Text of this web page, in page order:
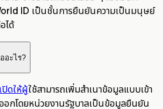
ID เป็นชั้นการยืนยันความเป็นมนุษย์
ได้
อะไร?
ปิดให้ผู้ใช้สามารถเพิ่มสำเนาข้อมูลแบบเข้า
ออกโดยหน่วยงานรัฐบาลเป็นข้อมูลยืนยัน